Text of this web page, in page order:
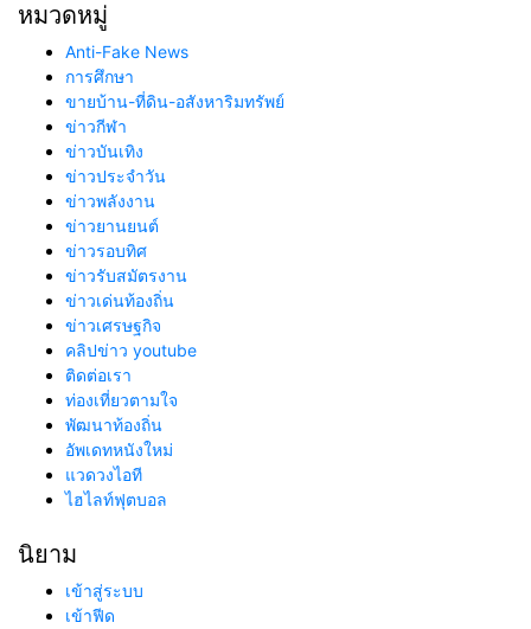
หมวดหมู่
Anti-Fake News
การศึกษา
ขายบ้าน-ที่ดิน-อสังหาริมทรัพย์
ข่าวกีฬา
ข่าวบันเทิง
ข่าวประจำวัน
ข่าวพลังงาน
ข่าวยานยนต์
ข่าวรอบทิศ
ข่าวรับสมัตรงาน
ข่าวเด่นท้องถิ่น
ข่าวเศรษฐกิจ
คลิปข่าว youtube
ติดต่อเรา
ท่องเที่ยวตามใจ
พัฒนาท้องถิ่น
อัพเดทหนังใหม่
แวดวงไอที
ไฮไลท์ฟุตบอล
นิยาม
เข้าสู่ระบบ
เข้าฟีด